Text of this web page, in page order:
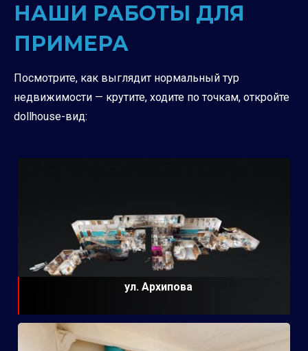
НАШИ РАБОТЫ ДЛЯ
ПРИМЕРА
Посмотрите, как выглядит нормальный тур
недвижимости — крутите, ходите по точкам, откройте
dollhouse-вид:
ул. Архипова